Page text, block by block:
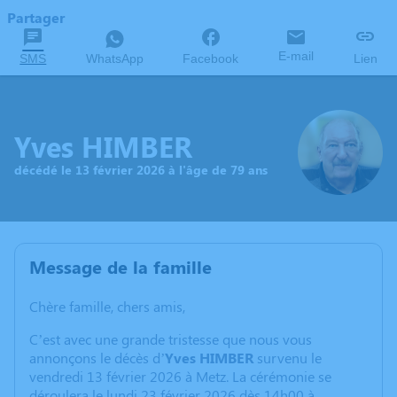
Partager
SMS WhatsApp Facebook E-mail Lien
Yves HIMBER
décédé le 13 février 2026 à l'âge de 79 ans
Message de la famille
Chère famille, chers amis,
C’est avec une grande tristesse que nous vous
annonçons le décès d’Yves HIMBER survenu le
vendredi 13 février 2026 à Metz. La cérémonie se